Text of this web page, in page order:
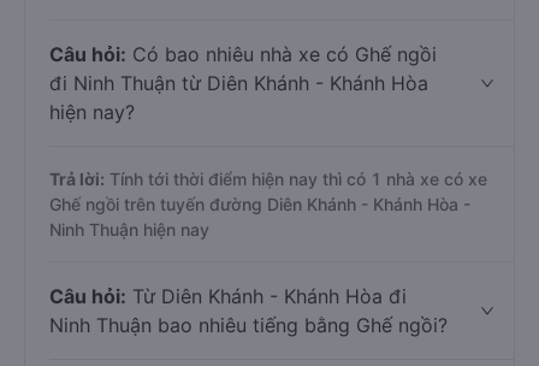
Câu hỏi: Có bao nhiêu nhà xe có Ghế ngồi
đi Ninh Thuận từ Diên Khánh - Khánh Hòa
hiện nay?
Trả lời: Tính tới thời điểm hiện nay thì có 1 nhà xe có xe
Ghế ngồi trên tuyến đường Diên Khánh - Khánh Hòa -
Ninh Thuận hiện nay
Câu hỏi: Từ Diên Khánh - Khánh Hòa đi
Ninh Thuận bao nhiêu tiếng bằng Ghế ngồi?